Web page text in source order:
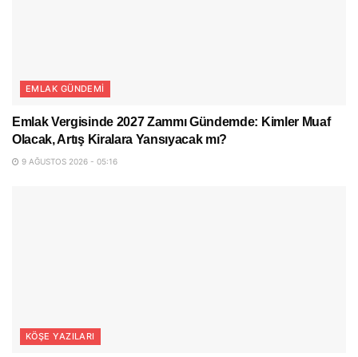
EMLAK GÜNDEMI
Emlak Vergisinde 2027 Zammı Gündemde: Kimler Muaf
Olacak, Artış Kiralara Yansıyacak mı?
9 AĞUSTOS 2026 - 05:16
KÖŞE YAZILARI